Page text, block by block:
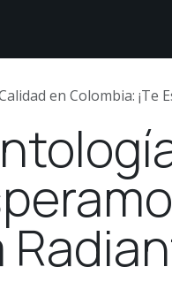
en Colombia: ¡Te